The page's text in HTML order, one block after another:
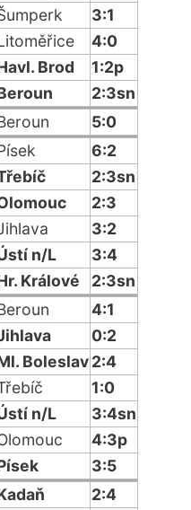
3:1
4:0
Brod
1:2p
2:3sn
5:0
6:2
2:3sn
2:3
3:2
n/L
3:4
Králové
2:3sn
4:1
0:2
Boleslav2:4
1:0
n/L
3:4sn
4:3p
3:5
2:4